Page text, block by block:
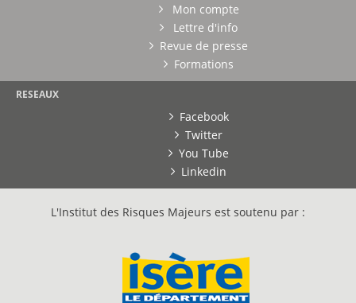
Mon compte
Lettre d'info
Revue de presse
Formations
RESEAUX
Facebook
Twitter
You Tube
Linkedin
L'Institut des Risques Majeurs est soutenu par :